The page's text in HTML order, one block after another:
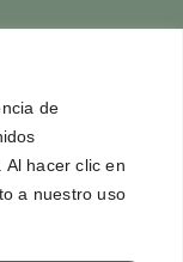
de
Al hacer clic en
a nuestro uso